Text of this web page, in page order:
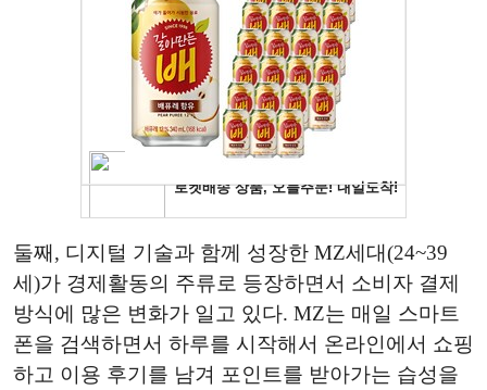
둘째, 디지털 기술과 함께 성장한 MZ세대(24~39
세)가 경제활동의 주류로 등장하면서 소비자 결제
방식에 많은 변화가 일고 있다. MZ는 매일 스마트
폰을 검색하면서 하루를 시작해서 온라인에서 쇼핑
하고 이용 후기를 남겨 포인트를 받아가는 습성을